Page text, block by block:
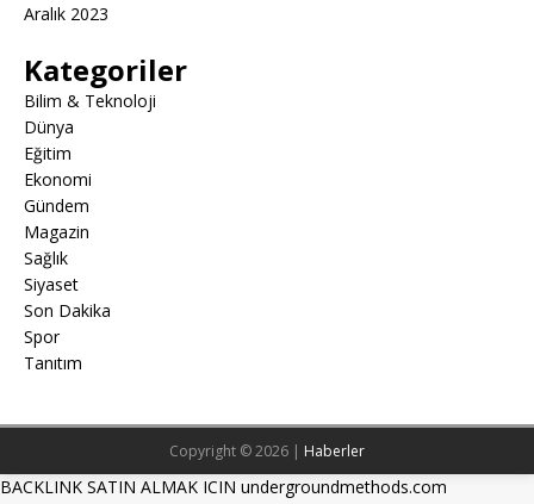
Aralık 2023
Kategoriler
Bilim & Teknoloji
Dünya
Eğitim
Ekonomi
Gündem
Magazin
Sağlık
Siyaset
Son Dakika
Spor
Tanıtım
Copyright © 2026 | Haberler
BACKLINK SATIN ALMAK ICIN undergroundmethods.com